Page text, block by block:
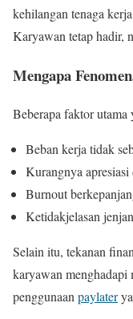
kehilangan tenaga
Karyawan tetap hadir,
Mengapa
Beberapa faktor
Beban kerja tidak
Kurangnya
Burnout
Ketidakjelasan
Selain itu, tekanan
karyawan menghadapi
penggunaanpaylater